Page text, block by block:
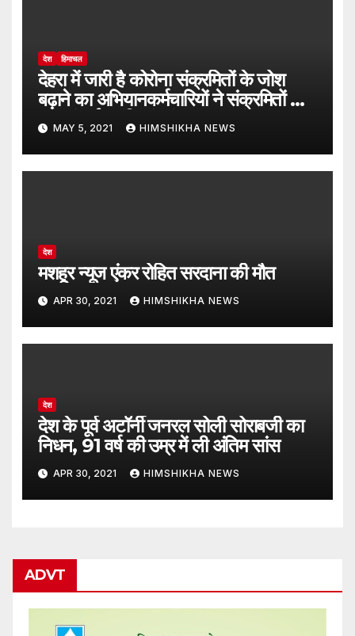
देश हिमाचल
देहरा में जारी है कोरोना संक्रमितों के जोश
बढ़ाने का अभियानकर्मचारियों ने संक्रमितों के
घर पहुंचाई सबजियां एवं अन्य वस्तुएं
MAY 5, 2021 HIMSHIKHA NEWS
देश
मशहूर न्यूज एंकर रोहित सरदाना की मौत
APR 30, 2021 HIMSHIKHA NEWS
देश
देश के पूर्व अटॉर्नी जनरल सोली सोराबजी का
निधन, 91 वर्ष की उम्र में ली अंतिम सांस
APR 30, 2021 HIMSHIKHA NEWS
ADVT